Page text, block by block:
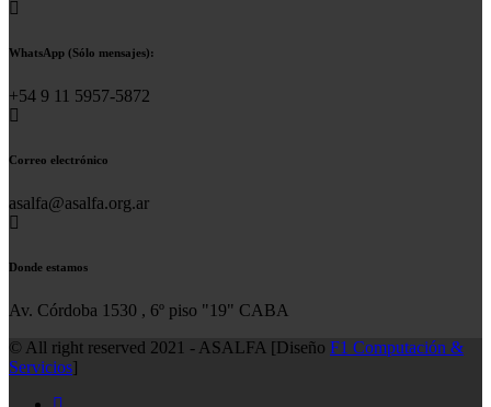
WhatsApp (Sólo mensajes):
+54 9 11 5957-5872
Correo electrónico
asalfa@asalfa.org.ar
Donde estamos
Av. Córdoba 1530 , 6º piso "19" CABA
© All right reserved 2021 - ASALFA [Diseño F1 Computación &
Servicios]